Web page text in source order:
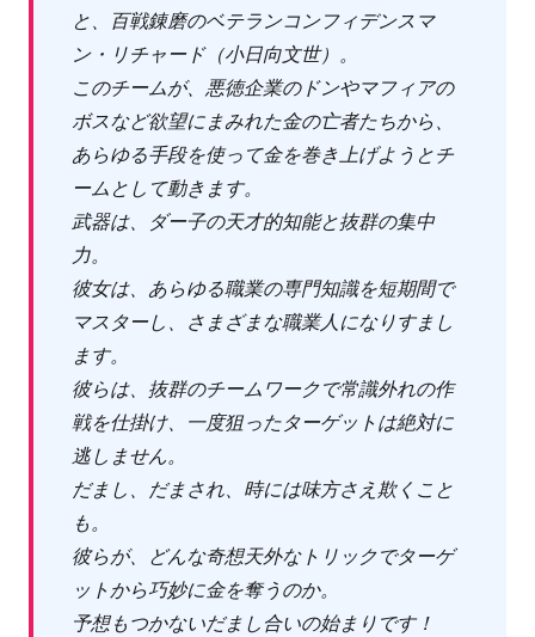
と、百戦錬磨のベテランコンフィデンスマ
ン・リチャード（小日向文世）。
このチームが、悪徳企業のドンやマフィアの
ボスなど欲望にまみれた金の亡者たちから、
あらゆる手段を使って金を巻き上げようとチ
ームとして動きます。
武器は、ダー子の天才的知能と抜群の集中
力。
彼女は、あらゆる職業の専門知識を短期間で
マスターし、さまざまな職業人になりすまし
ます。
彼らは、抜群のチームワークで常識外れの作
戦を仕掛け、一度狙ったターゲットは絶対に
逃しません。
だまし、だまされ、時には味方さえ欺くこと
も。
彼らが、どんな奇想天外なトリックでターゲ
ットから巧妙に金を奪うのか。
予想もつかないだまし合いの始まりです！